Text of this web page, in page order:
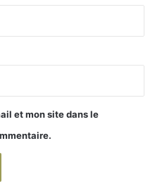
et mon site dans le